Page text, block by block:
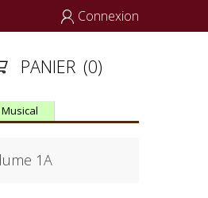
 Connexion
PANIER (0)
1A